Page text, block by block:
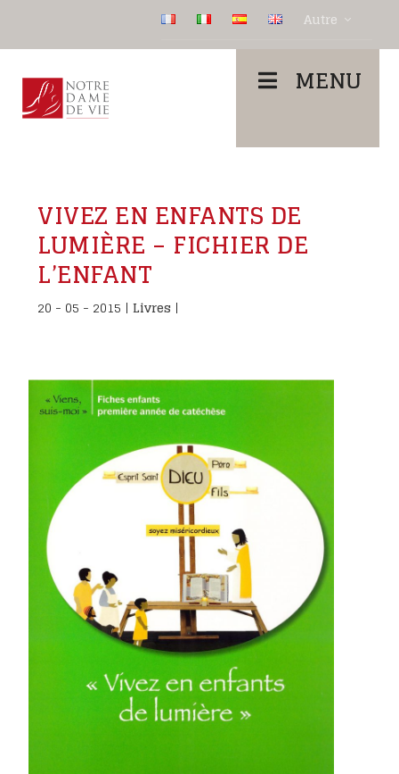
Autre
MENU
VIVEZ EN ENFANTS DE
LUMIÈRE – FICHIER DE
L’ENFANT
20 - 05 - 2015 |Livres |